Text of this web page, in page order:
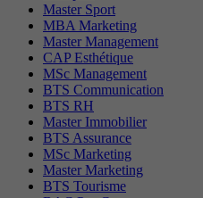
Master Sport
MBA Marketing
Master Management
CAP Esthétique
MSc Management
BTS Communication
BTS RH
Master Immobilier
BTS Assurance
MSc Marketing
Master Marketing
BTS Tourisme